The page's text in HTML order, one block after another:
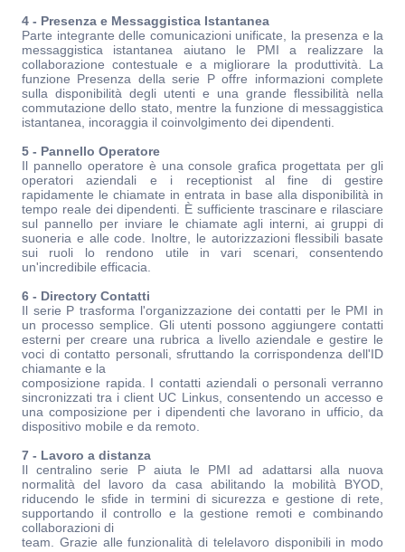
4 - Presenza e Messaggistica Istantanea
Parte integrante delle comunicazioni unificate, la presenza e la
messaggistica istantanea aiutano le PMI a realizzare la
collaborazione contestuale e a migliorare la produttività. La
funzione Presenza della serie P offre informazioni complete
sulla disponibilità degli utenti e una grande flessibilità nella
commutazione dello stato, mentre la funzione di messaggistica
istantanea, incoraggia il coinvolgimento dei dipendenti.
5 - Pannello Operatore
Il pannello operatore è una console grafica progettata per gli
operatori aziendali e i receptionist al fine di gestire
rapidamente le chiamate in entrata in base alla disponibilità in
tempo reale dei dipendenti. È sufficiente trascinare e rilasciare
sul pannello per inviare le chiamate agli interni, ai gruppi di
suoneria e alle code. Inoltre, le autorizzazioni flessibili basate
sui ruoli lo rendono utile in vari scenari, consentendo
un'incredibile efficacia.
6 - Directory Contatti
Il serie P trasforma l'organizzazione dei contatti per le PMI in
un processo semplice. Gli utenti possono aggiungere contatti
esterni per creare una rubrica a livello aziendale e gestire le
voci di contatto personali, sfruttando la corrispondenza dell'ID
chiamante e la
composizione rapida. I contatti aziendali o personali verranno
sincronizzati tra i client UC Linkus, consentendo un accesso e
una composizione per i dipendenti che lavorano in ufficio, da
dispositivo mobile e da remoto.
7 - Lavoro a distanza
Il centralino serie P aiuta le PMI ad adattarsi alla nuova
normalità del lavoro da casa abilitando la mobilità BYOD,
riducendo le sfide in termini di sicurezza e gestione di rete,
supportando il controllo e la gestione remoti e combinando
collaborazioni di
team. Grazie alle funzionalità di telelavoro disponibili in modo